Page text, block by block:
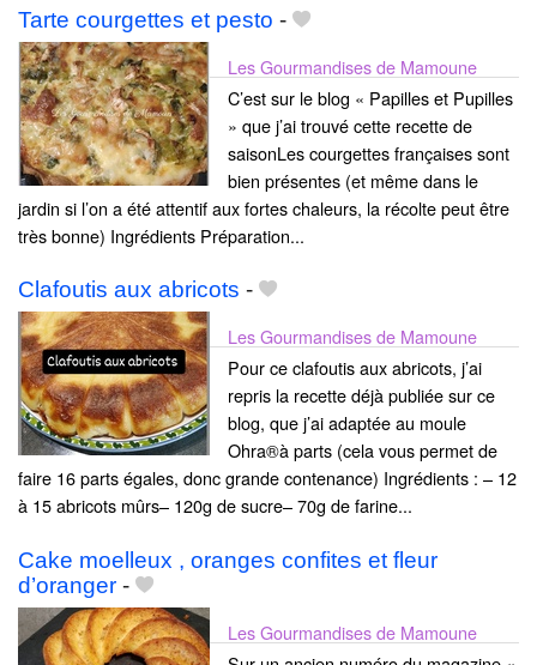
Tarte courgettes et pesto -
Les Gourmandises de Mamoune
C’est sur le blog « Papilles et Pupilles
» que j’ai trouvé cette recette de
saisonLes courgettes françaises sont
bien présentes (et même dans le
jardin si l’on a été attentif aux fortes chaleurs, la récolte peut être
très bonne) Ingrédients Préparation...
Clafoutis aux abricots -
Les Gourmandises de Mamoune
Pour ce clafoutis aux abricots, j’ai
repris la recette déjà publiée sur ce
blog, que j’ai adaptée au moule
Ohra®à parts (cela vous permet de
faire 16 parts égales, donc grande contenance) Ingrédients : – 12
à 15 abricots mûrs– 120g de sucre– 70g de farine...
Cake moelleux , oranges confites et fleur
d’oranger -
Les Gourmandises de Mamoune